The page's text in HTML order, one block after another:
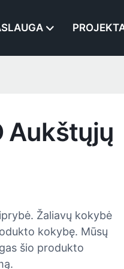
Aukštųjų
Žaliavų kokybė
kokybę. Mūsų
šio produkto